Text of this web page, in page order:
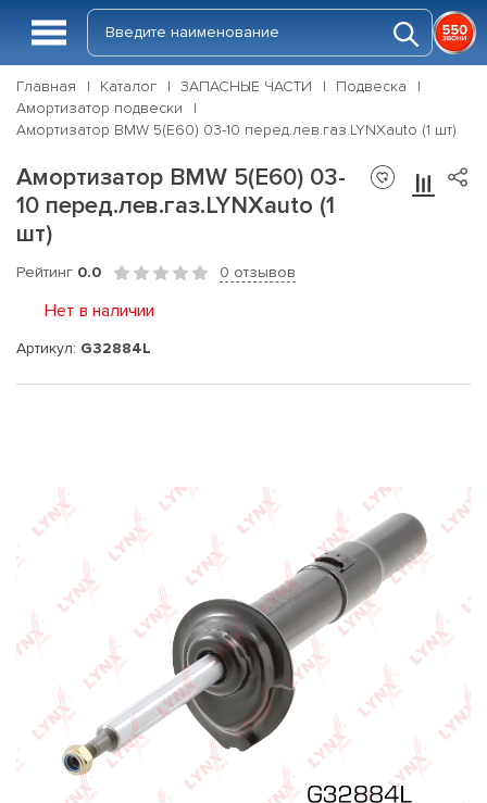
Главная Каталог ЗАПАСНЫЕ ЧАСТИ
Подвеска
Амортизатор подвески
Амортизатор BMW 5(E60) 03-10 перед.лев.газ.LYNXauto (1 шт)
Амортизатор BMW 5(E60) 03-
10 перед.лев.газ.LYNXauto (1
шт)
Рейтинг 0.0 0 отзывов
Нет в наличии
Артикул: G32884L